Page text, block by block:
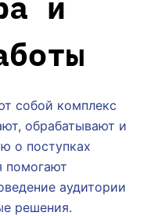
собой комплекс
обрабатывают и
о поступках
помогают
аудитории
решения.